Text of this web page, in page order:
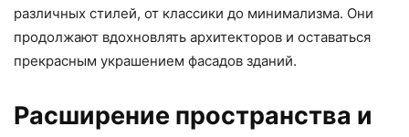
различных стилей, от классики до минимализма. Они
продолжают вдохновлять архитекторов и оставаться
прекрасным украшением фасадов зданий.
Расширение пространства и